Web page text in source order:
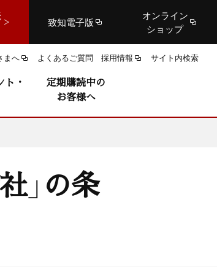
致知電子版
オンライン
ショップ
まへ よくあるご質問 採用情報 サイト内検索
・
定期購読中の
お客様へ
」の条